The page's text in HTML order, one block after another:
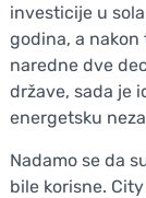
investicije u
godina, a
naredne dve
države, sada je
energetsku
Nadamo se da
bile korisne.